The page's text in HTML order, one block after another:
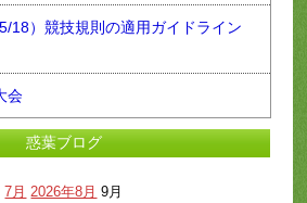
18）競技規則の適用ガイドライン
会
惑葉ブログ
7月 2026年8月 9月